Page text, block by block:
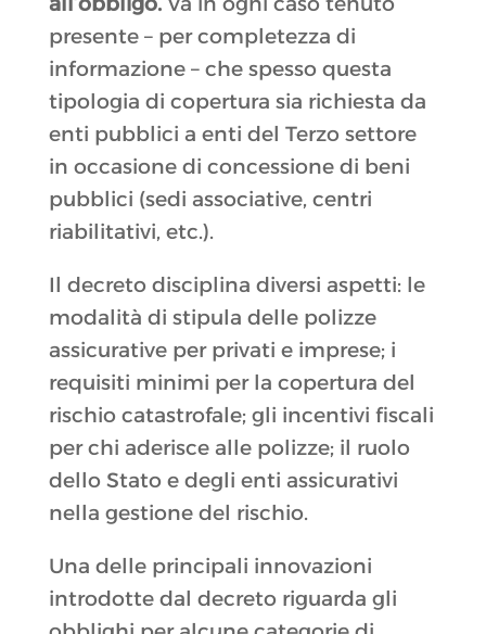
presente – per completezza di
informazione – che spesso questa
tipologia di copertura sia richiesta da
enti pubblici a enti del Terzo settore
in occasione di concessione di beni
pubblici (sedi associative, centri
riabilitativi, etc.).
Il decreto disciplina diversi aspetti: le
modalità di stipula delle polizze
assicurative per privati e imprese; i
requisiti minimi per la copertura del
rischio catastrofale; gli incentivi fiscali
per chi aderisce alle polizze; il ruolo
dello Stato e degli enti assicurativi
nella gestione del rischio.
Una delle principali innovazioni
introdotte dal decreto riguarda gli